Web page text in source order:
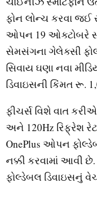
ફોન લોન્ચ કરવા
ઓપન 19 ઓક્ટોબરે
સેમસંગના ગેલેક્સી
સિવાય ઘણા નવા
ડિવાઇસની કિંમત રૂ.
ફીચર્સ વિશે વાત
અને 120Hz રિફ્રેશ
OnePlus ઓપન
નક્કી કરવામાં
ફોલ્ડેબલ ડિવાઇસનું